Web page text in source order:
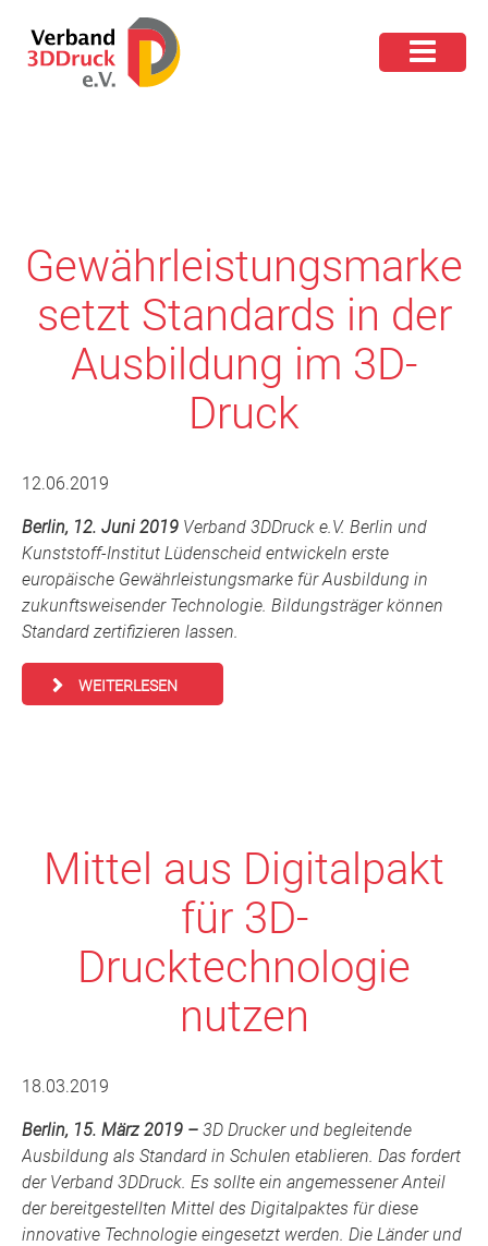
Gewährleistungsmarke
setzt Standards in der
Ausbildung im 3D-
Druck
12.06.2019
Berlin, 12. Juni 2019 Verband 3DDruck e.V. Berlin und
Kunststoff-Institut Lüdenscheid entwickeln erste
europäische Gewährleistungsmarke für Ausbildung in
zukunftsweisender Technologie. Bildungsträger können
Standard zertifizieren lassen.
WEITERLESEN
Mittel aus Digitalpakt
für 3D-
Drucktechnologie
nutzen
18.03.2019
Berlin, 15. März 2019 – 3D Drucker und begleitende
Ausbildung als Standard in Schulen etablieren. Das fordert
der Verband 3DDruck. Es sollte ein angemessener Anteil
der bereitgestellten Mittel des Digitalpaktes für diese
innovative Technologie eingesetzt werden. Die Länder und